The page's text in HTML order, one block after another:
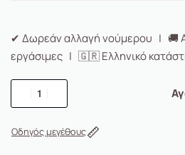
✔ Δωρεάν αλλαγή νούμερου | 🚚
εργάσιμες | 🇬🇷 Ελληνικό
Οδηγός μεγέθους